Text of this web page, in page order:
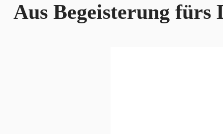
Aus Begeisterung fürs